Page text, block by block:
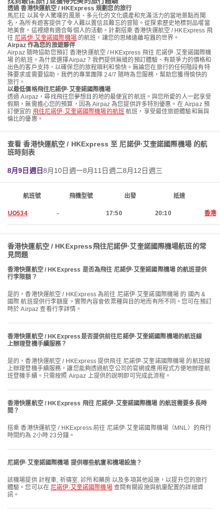
透過 香港快運航空 / HKExpress 規劃您的旅行
馬尼拉 以其令人驚嘆的風景、多元化的文化遺產和充滿活力的當地景點而聞
名，為所有遊客提供了令人難以置信且難忘的冒險。從探索歷史地標到品嚐當
地美食，這裡總有適合每個人的活動。計劃搭乘 香港快運航空 / HKExpress 飛
往尼諾伊·艾奎諾國際機場的航班，讓您的思緒遠離喧囂的世界。
Airpaz 作為您的旅遊夥伴
Airpaz 隨時協助您預訂 香港快運航空 / HKExpress 飛往 尼諾伊·艾奎諾國際機
場 的航班。為什麼選擇Airpaz？我們提供無縫的預訂體驗、有競爭力的價格和
出色的客戶支持，以確保您的旅程順利和愉快。無論您在旅行的任何階段有特
殊要求或需要協助，我們的專業團隊 24/7 隨時為您服務，幫助您獲得愉快的
旅行。
以最低價格飛往尼諾伊·艾奎諾國際機場
透過 Airpaz，尋找飛往您夢想目的地的最便宜的航班。與您所愛的人一起享受
假期，無需擔心您的預算，因為 Airpaz 為您提供許多特別優惠。在 Airpaz 預
訂便宜的 飛往尼諾伊·艾奎諾國際機場的航班 航班，享受最佳旅遊體驗和無與
倫比的優惠。
查看 香港快運航空 / HKExpress 至 尼諾伊·艾奎諾國際機場 的航
班時刻表
8月9日週日8月10日週一8月11日週二8月12日週三
航班號 飛機型號 出發 抵達
UO534 - 17:50 20:10 香港
香港快運航空 / HKExpress飛往尼諾伊·艾奎諾國際機場航班的常
見問題
香港快運航空 / HKExpress 是否為飛往 尼諾伊·艾奎諾國際機場 的航班提供
行李限額？
是的，香港快運航空 / HKExpress 為前往 尼諾伊·艾奎諾國際機場 的 國內 &
國際 航班提供行李額度。實際內容會依票種與目的地而有所不同。您可在預訂
時於 Airpaz 查看行李詳情。
香港快運航空 / HKExpress是否提供前往尼諾伊·艾奎諾國際機場的航班線
上辦理登機手續服務？
是的，香港快運航空 / HKExpress 提供飛往 尼諾伊·艾奎諾國際機場 的航班線
上辦理登機手續服務，讓您能夠透過航空公司的官網或應用程式方便地辦理航
班登機手續。只需按照 Airpaz 上提供的說明即可完成此流程。
香港快運航空 / HKExpress 飛往 尼諾伊·艾奎諾國際機場 的航班需要多長時
間？
搭乘 香港快運航空 / HKExpress 前往 尼諾伊·艾奎諾國際機場（MNL）的飛行
時間約為 2小時 23分鐘。
尼諾伊·艾奎諾國際機場 提供哪些航廈和機場設施？
該機場提供 計程車, 祈禱室, 診所和藥房 以及多項其他設施，以提升您的旅行
體驗。您可以在尼諾伊·艾奎諾國際機場查閱有關設施與航廈配置的詳細資
訊。